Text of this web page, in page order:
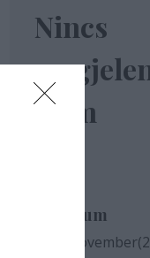
Nincs
elem
Archívum
2020 november(2